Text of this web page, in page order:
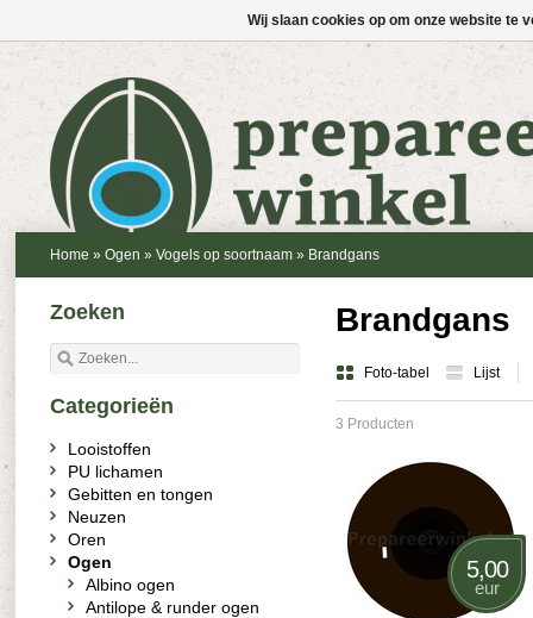
Home » Ogen » Vogels op soortnaam » Brandgans
Brandgans
Foto-tabel Lijst
3 Producten
5,00
eur
Zoeken
Categorieën
Looistoffen
PU lichamen
Gebitten en tongen
Neuzen
Oren
Ogen
Albino ogen
Antilope & runder ogen
Wij slaan cookies op om onze website te